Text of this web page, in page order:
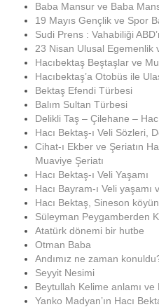
Baba Mansur ve Baba
19 Mayıs Gençlik ve Spor
Sudi Prens : Vahabiliği
23 Nisan Ulusal Egemenlik
Hacıbektaş Beştaşlar ve
Hacıbektaş’a Otobüs ile
Bektaş Efendi Türbesi
Balım Sultan Türbesi
Delikli Taş – Çilehane –
Hacı Bektaş-ı Veli Sözleri,
Cihat-ı Ekber ve Şeriatın
Muaviye Şeriatı
Hacı Bektaş-ı Veli Yaşamı
Hacı Bayram-ı Veli yaşamı
Hacı Bektaş, Sineson
Süleyman Peygamberden
Atatürk dönemi bir hutbe
Otman Baba
Andımız ne zaman
Seyyit Nesimi
Beytullah Kelime anlamı ve
Yanko Madyan’ın Hacı